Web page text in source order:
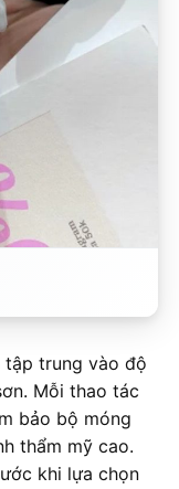
tập trung vào độ
Mỗi thao tác
bảo bộ móng
thẩm mỹ cao.
khi lựa chọn